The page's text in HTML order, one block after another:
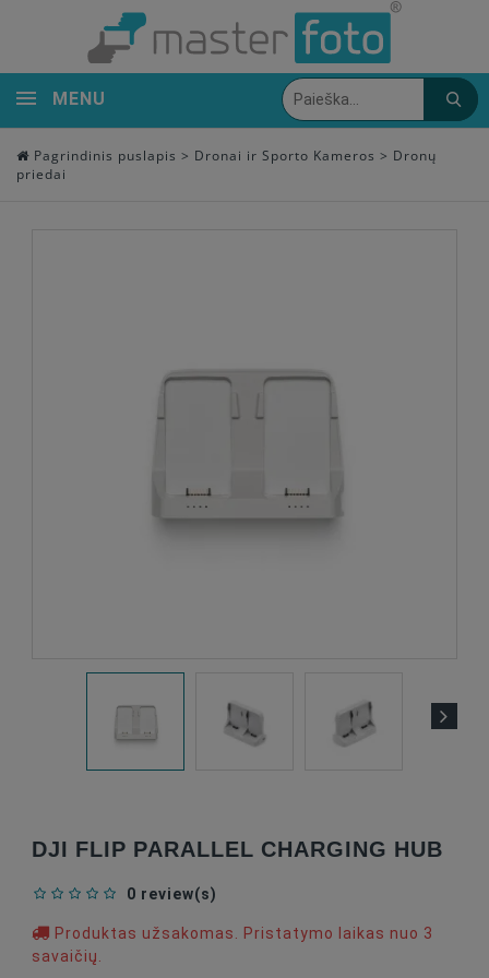
MENU
Pagrindinis puslapis > Dronai ir Sporto Kameros > Dronų
priedai
DJI FLIP PARALLEL CHARGING HUB
0 review(s)
Produktas užsakomas. Pristatymo laikas nuo 3
savaičių.